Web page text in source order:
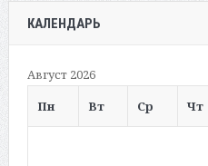
КАЛЕНДАРЬ
Август 2026
Пн
Вт Ср Чт